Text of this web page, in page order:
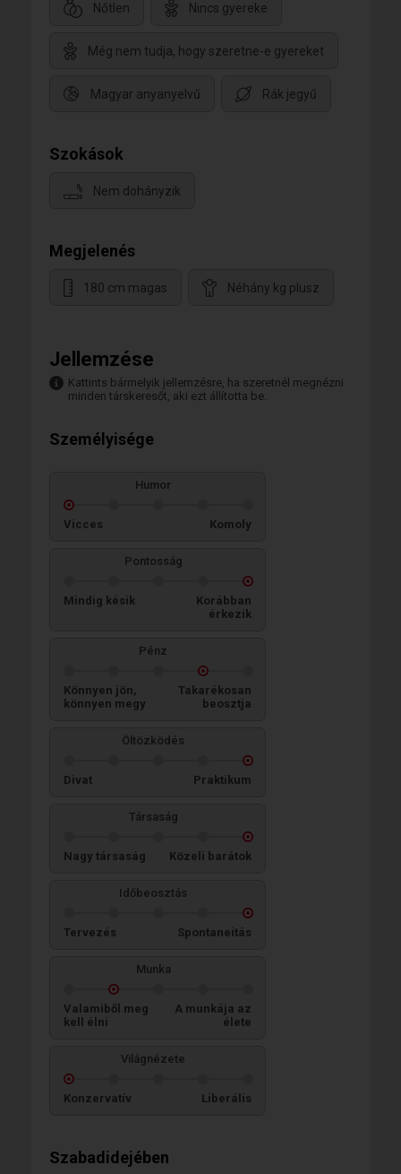
Nőtlen Nincs gyereke
Még nem tudja, hogy szeretne-e gyereket
Magyar anyanyelvű Rák jegyű
Szokások
Nem dohányzik
Megjelenés
180 cm magas Néhány kg plusz
Jellemzése
Kattints bármelyik jellemzésre, ha szeretnél megnézni
minden társkeresőt, aki ezt állította be.
Személyisége
Humor
Vicces Komoly
Pontosság
Mindig késik
Korábban
érkezik
Pénz
Könnyen jön,
könnyen megy
Takarékosan
beosztja
Öltözködés
Divat Praktikum
Társaság
Nagy társaság Közeli barátok
Időbeosztás
Tervezés Spontaneitás
Munka
Valamiből meg
kell élni
A munkája az
élete
Világnézete
Konzervatív Liberális
Szabadidejében